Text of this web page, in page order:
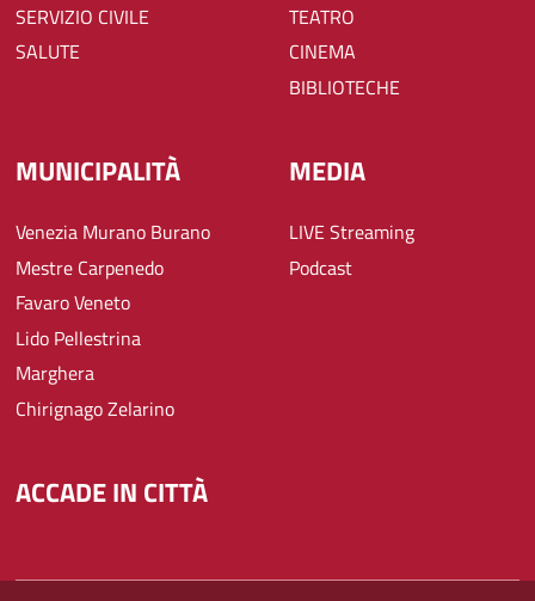
SERVIZIO CIVILE
SALUTE
TEATRO
CINEMA
BIBLIOTECHE
MUNICIPALITÀ
Venezia Murano Burano
Mestre Carpenedo
Favaro Veneto
Lido Pellestrina
Marghera
Chirignago Zelarino
MEDIA
LIVE Streaming
Podcast
ACCADE IN CITTÀ